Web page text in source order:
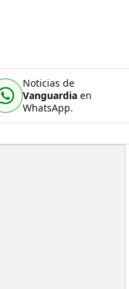
Noticias de
Vanguardia en
WhatsApp.